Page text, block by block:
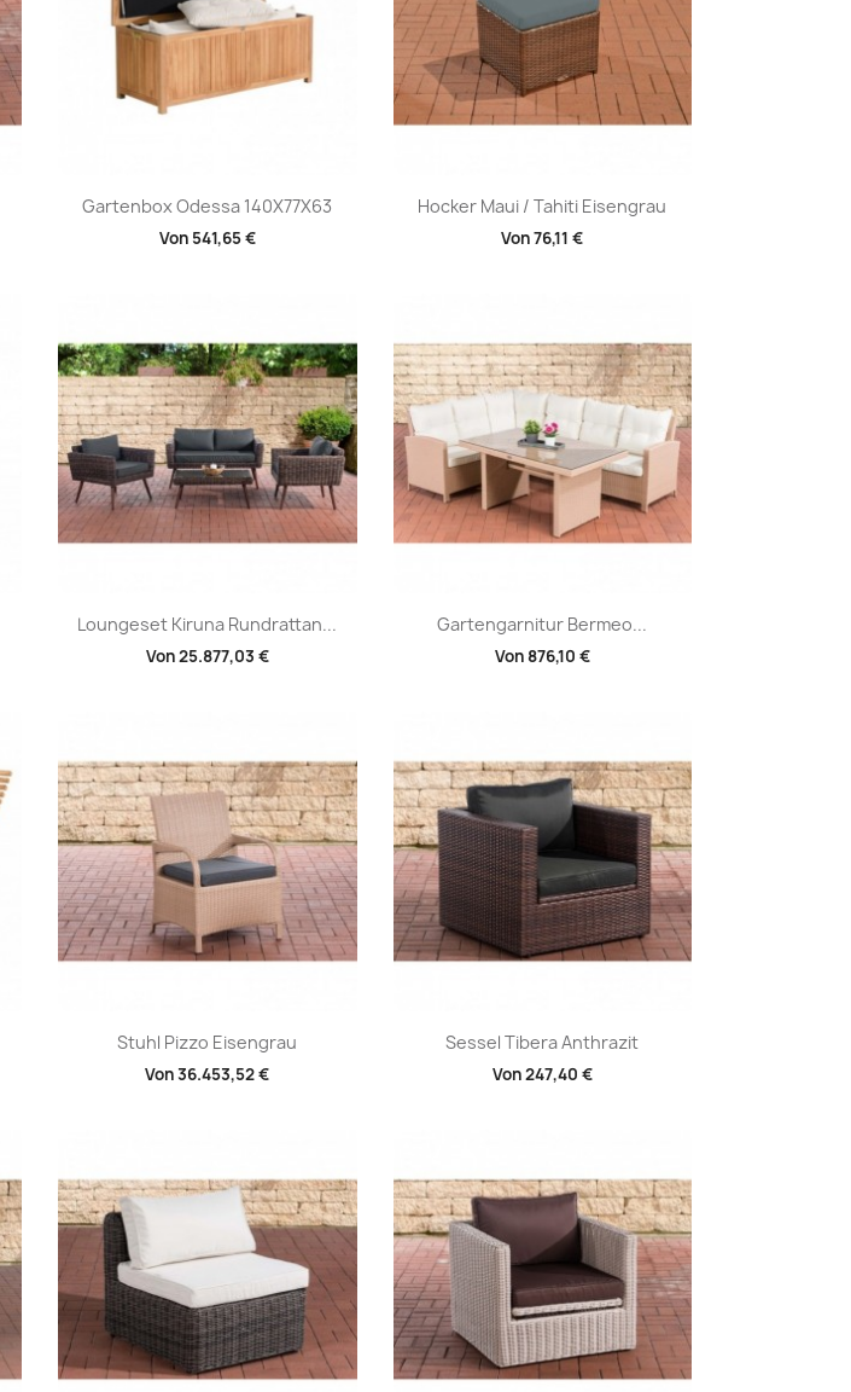
Gartenbox Odessa 140X77X63
Von 541,65 €
Vorschau Hocker Maui / Tahiti Eisengrau
Von76,11 €
Vorschau
Loungeset Kiruna Rundrattan...
Von25.877,03 €
Vorschau Gartengarnitur Bermeo...
Von 876,10 €
Vorschau
Stuhl Pizzo Eisengrau
Von36.453,52 €
Vorschau Sessel Tibera Anthrazit
Von247,40 €
Vorschau